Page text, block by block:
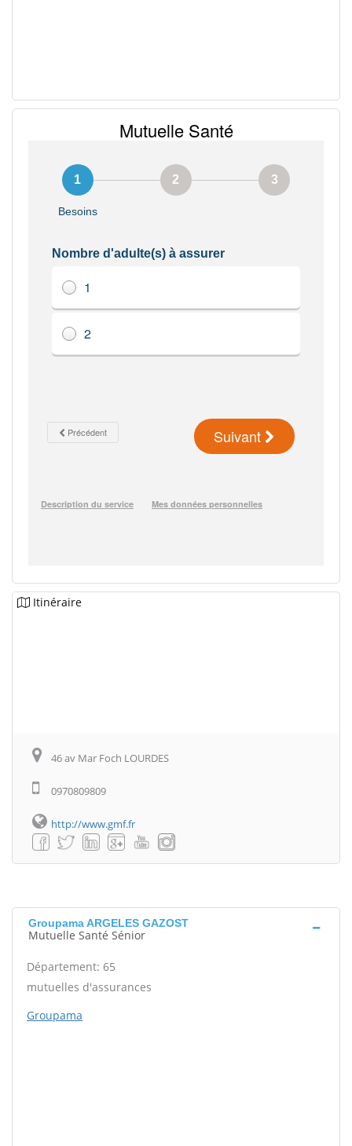
Itinéraire
46 av Mar Foch LOURDES
0970809809
http://www.gmf.fr
Groupama ARGELES GAZOST
Mutuelle Santé Sénior
Département: 65
mutuelles d'assurances
Groupama